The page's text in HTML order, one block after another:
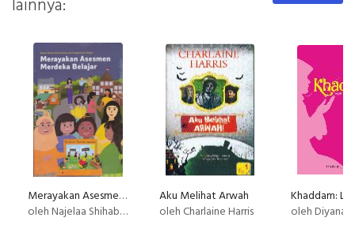
lainnya:
Merayakan Asesmen Merdeka Belajar
oleh Najelaa Shihab, Bukik Setiawan, dan Penggerak Guru Belajar
Aku Melihat Arwah
oleh Charlaine Harris
oleh Diyana